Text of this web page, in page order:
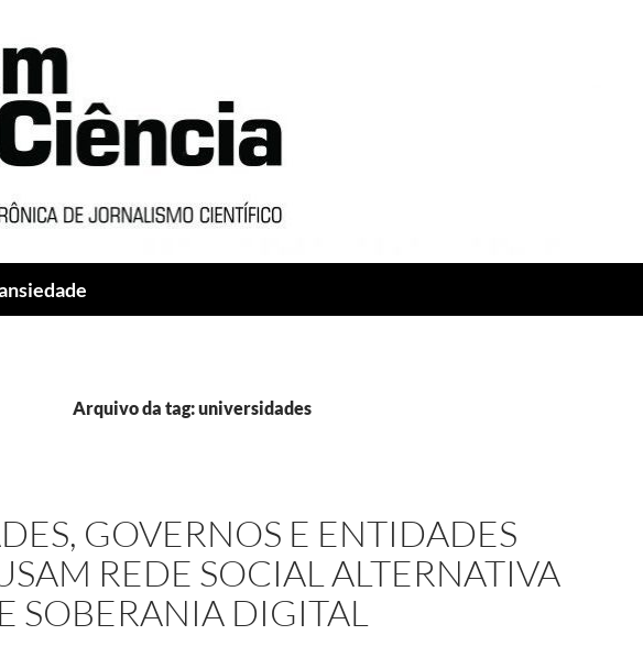
Arquivo da tag: universidades
GOVERNOS E ENTIDADES
REDE SOCIAL ALTERNATIVA
SOBERANIA DIGITAL